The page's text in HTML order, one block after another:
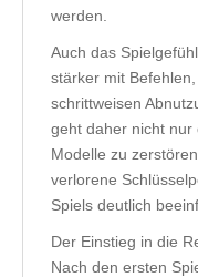
werden.
Auch das
stärker mit
schrittweisen
geht daher nicht nur
Modelle zu
verlorene
Spiels deutlich
Der Einstieg in die
Nach den ersten